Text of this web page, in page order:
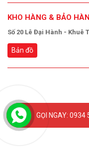
KHO HÀNG & BẢO
Số 20 Lê Đại Hành - Khuê
Bản đồ
GỌI NGAY: 0934